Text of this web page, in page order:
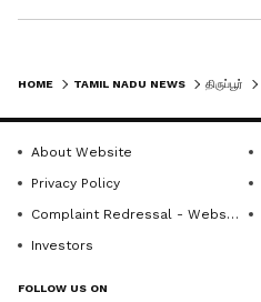
HOME TAMIL NADU NEWS திருப்பூர்
About Website
Privacy Policy
Complaint Redressal - Website
Investors
FOLLOW US ON